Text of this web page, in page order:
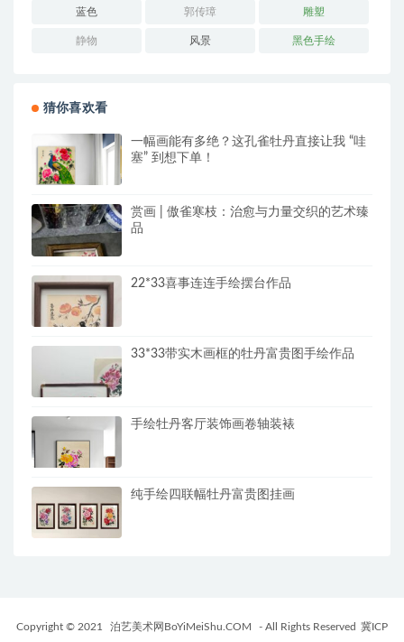
蓝色 郭传璋 雕塑
静物 风景 黑色手绘
猜你喜欢看
一幅画能有多绝？这孔雀牡丹直接让我 “哇
塞” 到想下单！
赏画 | 傲雀寒枝：治愈与力量交织的艺术臻
品
22*33喜事连连手绘摆台作品
33*33带实木画框的牡丹富贵图手绘作品
手绘牡丹客厅装饰画卷轴装裱
纯手绘四联幅牡丹富贵图挂画
Copyright © 2021 泊艺美术网BoYiMeiShu.COM - All Rights Reserved 冀ICP